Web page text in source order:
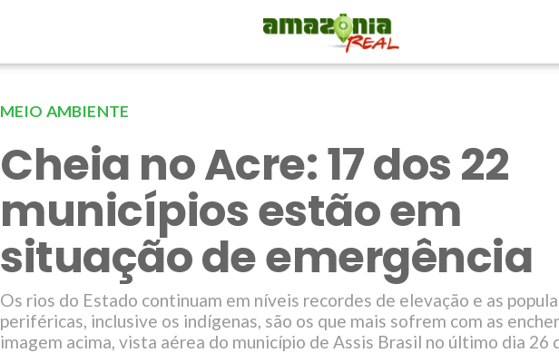
MEIO AMBIENTE
Cheia no Acre: 17 dos 22
municípios estão em
situação de emergência
Os rios do Estado continuam em níveis recordes de elevação e as
periféricas, inclusive os indígenas, são os que mais sofrem com as
imagem acima, vista aérea do município de Assis Brasil no último dia 26